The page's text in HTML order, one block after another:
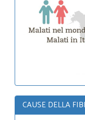
CAUSE DELLA